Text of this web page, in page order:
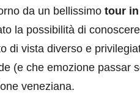
da un bellissimo tour
la possibilità di
di vista diverso e
(e che emozione passar
veneziana.